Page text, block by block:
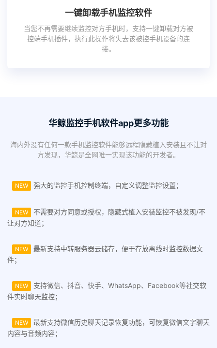
一键卸载手机监控软件
当您不再需要继续监控对方手机时，支持一键卸载对方被
控端手机插件，执行此操作将失去该被控手机设备的连
接。
华鲸监控手机软件app更多功能
海内外没有任何一款手机监控软件能够远程隐藏植入安装且不让对
方发现，华鲸是全网唯一实现该功能的开发者。
NEW 强大的监控手机控制终端，自定义调整监控设置；
NEW
不需要对方同意或授权，隐藏式植入安装监控不被发现/不
让对方知道；
NEW
最新支持中转服务器云储存，便于存放离线时监控数据文
件；
NEW
支持微信、抖音、快手、WhatsApp、Facebook等社交软
件实时聊天监控；
NEW
最新支持微信历史聊天记录恢复功能，可恢复微信文字聊天
内容与音频内容；